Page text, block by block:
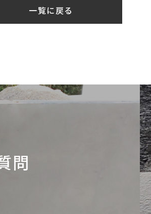
一覧に戻る
問